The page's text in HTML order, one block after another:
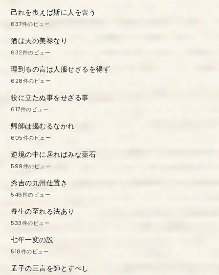
己れを喪えば斯に人を喪う
637件のビュー
酒は天の美禄なり
632件のビュー
理到るの言は人服せざるを得ず
628件のビュー
役に立たぬ事をせざる事
617件のビュー
帰師は遏むるなかれ
605件のビュー
逆境の中に居ればみな薬石
599件のビュー
秀吉の九州仕置き
546件のビュー
養生の至れる法あり
533件のビュー
七年一変の説
518件のビュー
孟子の三言を師とすべし